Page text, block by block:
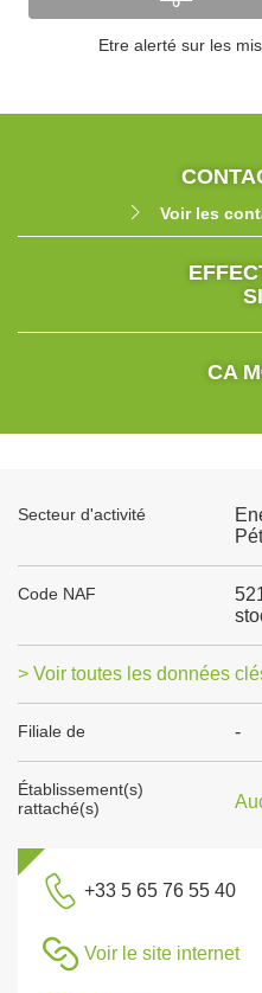
Etre alerté sur les
Voir les
CA
Secteur d'activité
Code NAF
> Voir toutes les données
Filiale de -
Établissement(s)
rattaché(s)
+33 5 65 76 55 40
Voir le site internet